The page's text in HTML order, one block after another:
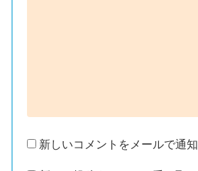
新しいコメントをメールで通知